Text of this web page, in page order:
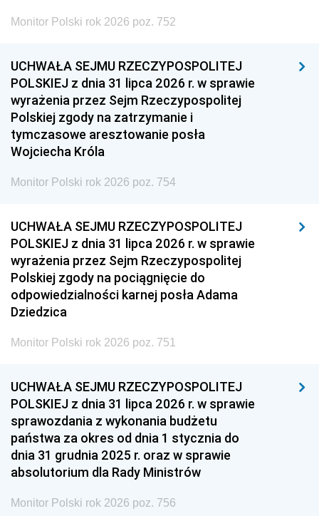
Monitor Polski rok 2026 poz. 752
UCHWAŁA SEJMU RZECZYPOSPOLITEJ
POLSKIEJ z dnia 31 lipca 2026 r. w sprawie
wyrażenia przez Sejm Rzeczypospolitej
Polskiej zgody na zatrzymanie i
tymczasowe aresztowanie posła
Wojciecha Króla
Monitor Polski rok 2026 poz. 754
UCHWAŁA SEJMU RZECZYPOSPOLITEJ
POLSKIEJ z dnia 31 lipca 2026 r. w sprawie
wyrażenia przez Sejm Rzeczypospolitej
Polskiej zgody na pociągnięcie do
odpowiedzialności karnej posła Adama
Dziedzica
Monitor Polski rok 2026 poz. 751
UCHWAŁA SEJMU RZECZYPOSPOLITEJ
POLSKIEJ z dnia 31 lipca 2026 r. w sprawie
sprawozdania z wykonania budżetu
państwa za okres od dnia 1 stycznia do
dnia 31 grudnia 2025 r. oraz w sprawie
absolutorium dla Rady Ministrów
Monitor Polski rok 2026 poz. 756